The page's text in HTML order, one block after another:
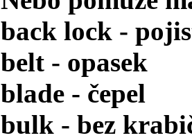
back lock -
belt - opasek
blade - čepel
bulk - bez